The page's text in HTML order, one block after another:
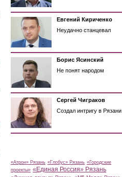
Евгений Кириченко
Неудачно станцевал
Борис Ясинский
Не понят народом
Сергей Чиграков
Создал интригу в Рязани
«Атрон» Рязань «Глобус» Рязань «Городские
проекты» «Единая Россия» Рязань